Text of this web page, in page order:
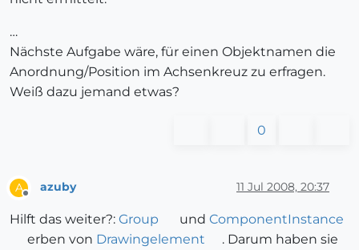
…
Nächste Aufgabe wäre, für einen Objektnamen die
Anordnung/Position im Achsenkreuz zu erfragen.
Weiß dazu jemand etwas?
0
A azuby 11 Jul 2008, 20:37
Hilft das weiter?: Group und ComponentInstance
erben von Drawingelement
. Darum haben sie